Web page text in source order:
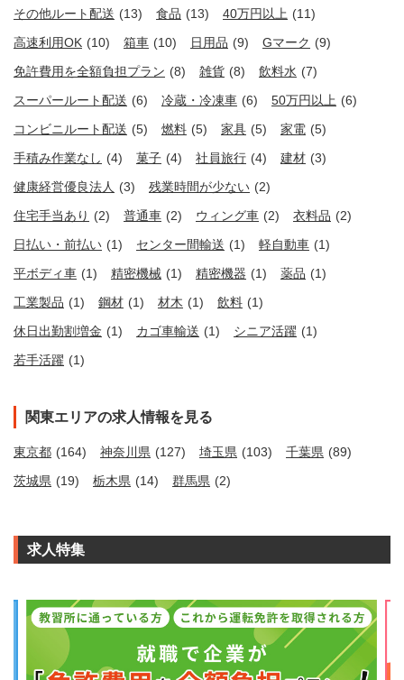
その他ルート配送 (13) 食品 (13) 40万円以上 (11)
高速利用OK (10) 箱車 (10) 日用品 (9) Gマーク (9)
免許費用を全額負担プラン (8) 雑貨 (8) 飲料水 (7)
スーパールート配送 (6) 冷蔵・冷凍車 (6) 50万円以上 (6)
コンビニルート配送 (5) 燃料 (5) 家具 (5) 家電 (5)
手積み作業なし (4) 菓子 (4) 社員旅行 (4) 建材 (3)
健康経営優良法人 (3) 残業時間が少ない (2)
住宅手当あり (2) 普通車 (2) ウィング車 (2) 衣料品 (2)
日払い・前払い (1) センター間輸送 (1) 軽自動車 (1)
平ボディ車 (1) 精密機械 (1) 精密機器 (1) 薬品 (1)
工業製品 (1) 鋼材 (1) 材木 (1) 飲料 (1)
休日出勤割増金 (1) カゴ車輸送 (1) シニア活躍 (1)
若手活躍 (1)
関東エリアの求人情報を見る
東京都 (164) 神奈川県 (127) 埼玉県 (103) 千葉県 (89)
茨城県 (19) 栃木県 (14) 群馬県 (2)
求人特集